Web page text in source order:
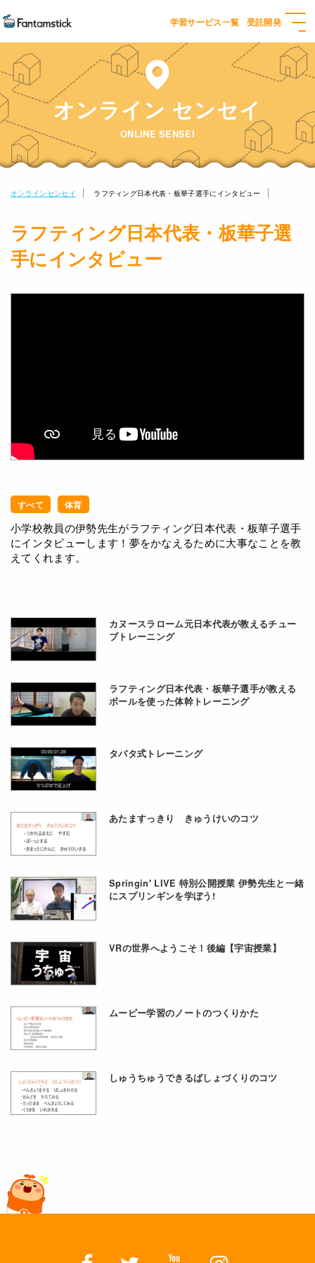
学習サービス一覧 受託開発
オンライン センセイ
ONLINE SENSEI
オンラインセンセイ ラフティング日本代表・板華子選手にインタビュー
ラフティング日本代表・板華子選
手にインタビュー
すべて 体育
小学校教員の伊勢先生がラフティング日本代表・板華子選手
にインタビューします！夢をかなえるために大事なことを教
えてくれます。
カヌースラローム元日本代表が教えるチュー
ブトレーニング
ラフティング日本代表・板華子選手が教える
ボールを使った体幹トレーニング
タバタ式トレーニング
あたますっきり きゅうけいのコツ
Springin' LIVE 特別公開授業 伊勢先生と一緒
にスプリンギンを学ぼう!
VRの世界へようこそ！後編【宇宙授業】
ムービー学習のノートのつくりかた
しゅうちゅうできるばしょづくりのコツ